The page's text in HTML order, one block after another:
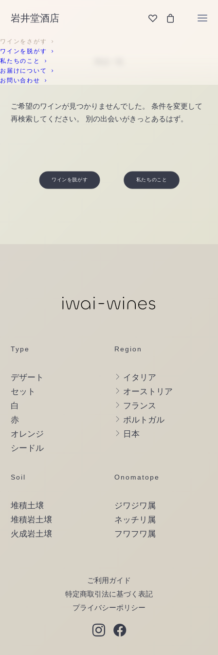
岩井堂酒店
ワインをさがす
ワインを脱がす
私たちのこと
お届けについて
お問い合わせ
ご希望のワインが見つかりませんでした。 条件を変更して
再検索してください。 別の出会いがきっとあるはず。
ワインを脱がす 私たちのこと
Type
デザート
セット
白
赤
オレンジ
シードル
Region
イタリア
オーストリア
フランス
ポルトガル
日本
Soil
堆積土壌
堆積岩土壌
火成岩土壌
Onomatope
ジワジワ属
ネッチリ属
フワフワ属
ご利用ガイド
特定商取引法に基づく表記
プライバシーポリシー